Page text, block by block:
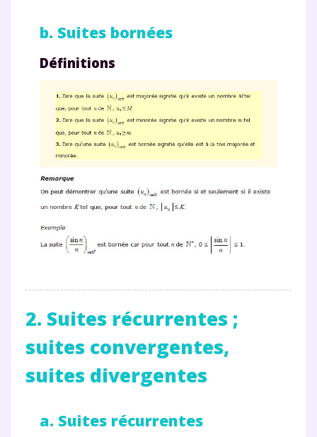
b. Suites bornées
Définitions
2. Suites récurrentes ;
suites convergentes,
suites divergentes
a. Suites récurrentes